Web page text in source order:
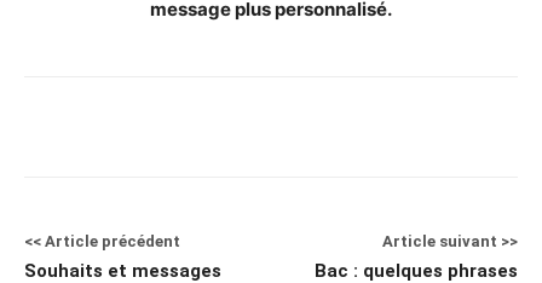
message plus personnalisé.
<< Article précédent
Souhaits et messages
Article suivant >>
Bac : quelques phrases